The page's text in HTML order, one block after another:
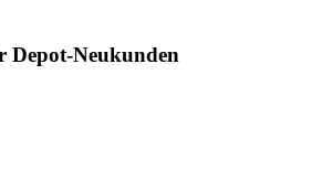
Depot-Neukunden